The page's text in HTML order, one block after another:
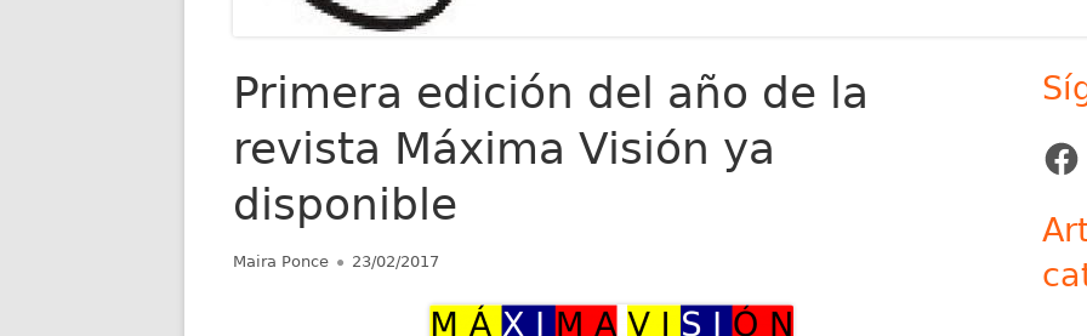
Primera edición del año de la
revista Máxima Visión ya
disponible
Autor
Maira Ponce
Publicado
23/02/2017